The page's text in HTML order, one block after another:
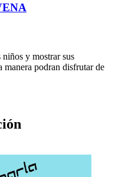
y mostrar sus
manera podran disfrutar de